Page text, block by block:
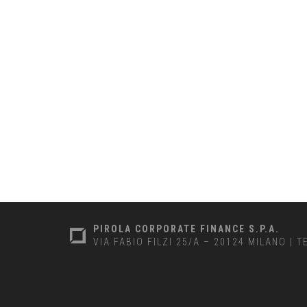
PIROLA CORPORATE FINANCE S.P.A.
VIA FABIO FILZI 25/A – 20124 MILANO